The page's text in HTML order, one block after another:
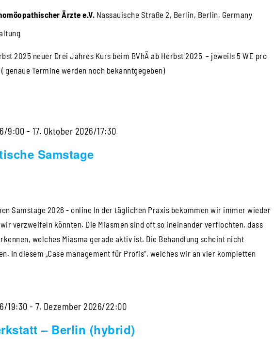
Ärzte e.V. Nassauische Straße 2, Berlin, Berlin, Germany
2025 neuer Drei Jahres Kurs beim BVhÄ ab Herbst 2025 – jeweils 5 WE pro
genaue Termine werden noch bekanntgegeben)
Samstage
9:00 - 17. Oktober 2026/17:30
Samstage 2026 - online In der täglichen Praxis bekommen wir immer wieder
verzweifeln könnten. Die Miasmen sind oft so ineinander verflochten, dass
welches Miasma gerade aktiv ist. Die Behandlung scheint nicht
In diesem „Case management für Profis“, welches wir an vier kompletten
– Berlin (hybrid)
19:30 -7. Dezember 2026/22:00